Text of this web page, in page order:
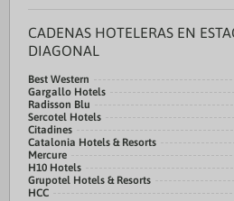
CADENAS HOTELERAS EN
DIAGONAL
Best Western
Gargallo Hotels
Radisson Blu
Sercotel Hotels
Citadines
Catalonia Hotels & Resorts
Mercure
H10 Hotels
Grupotel Hotels & Resorts
HCC